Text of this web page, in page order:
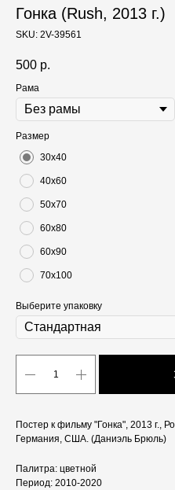
Гонка (Rush, 2013 г.)
SKU: 2V-39561
500 р.
Рама
Размер
30х40
40х60
50х70
60х80
60х90
70х100
Выберите упаковку
Постер к фильму "Гонка", 2013 г.,
Германия, США. (Даниэль Брюль)
Палитра: цветной
Период: 2010-2020